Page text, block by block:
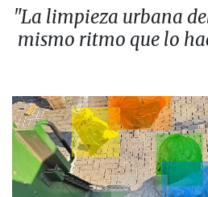
"La limpieza urbana
mismo ritmo que lo